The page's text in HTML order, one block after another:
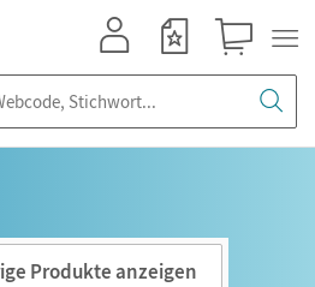
Produkte anzeigen